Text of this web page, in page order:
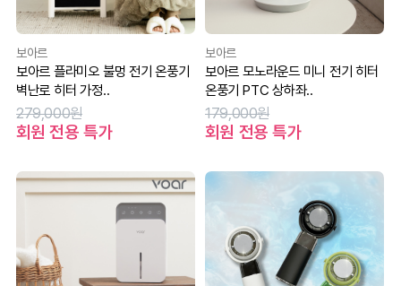
보아르
보아르 플라미오 불멍 전기 온풍기
벽난로 히터 가정..
279,000원
회원 전용 특가
보아르
보아르 모노라운드 미니 전기 히터
온풍기 PTC 상하좌..
179,000원
회원 전용 특가